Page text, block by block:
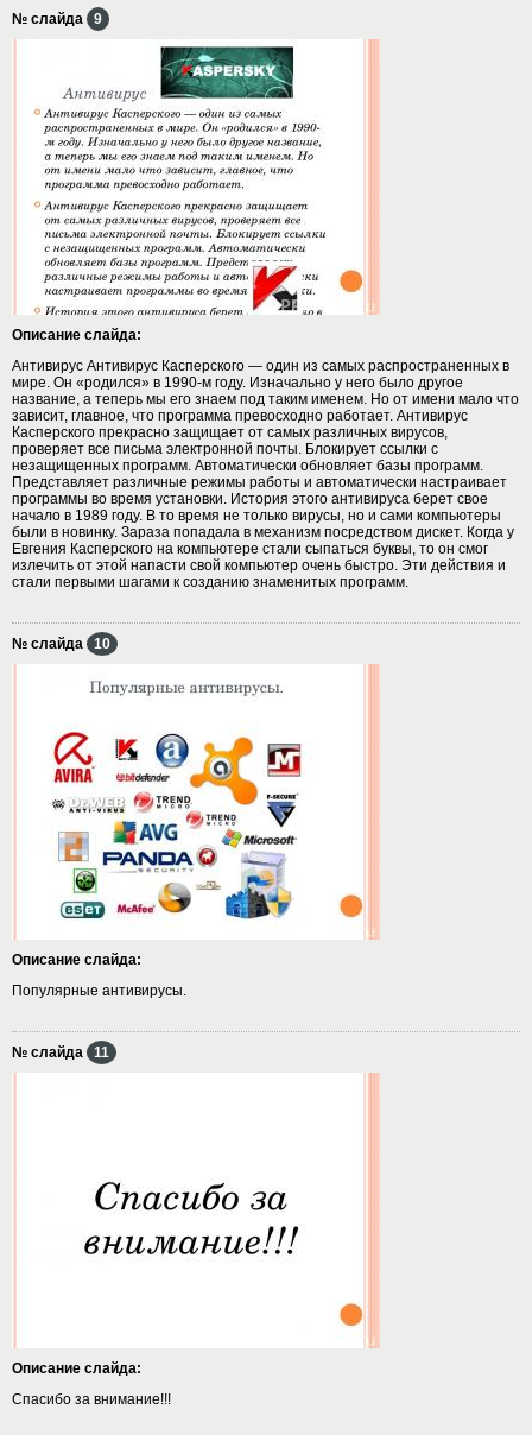
№ слайда 9
Описание слайда:
Антивирус Антивирус Касперского — один из самых распространенных в
мире. Он «родился» в 1990-м году. Изначально у него было другое
название, а теперь мы его знаем под таким именем. Но от имени мало что
зависит, главное, что программа превосходно работает. Антивирус
Касперского прекрасно защищает от самых различных вирусов,
проверяет все письма электронной почты. Блокирует ссылки с
незащищенных программ. Автоматически обновляет базы программ.
Представляет различные режимы работы и автоматически настраивает
программы во время установки. История этого антивируса берет свое
начало в 1989 году. В то время не только вирусы, но и сами компьютеры
были в новинку. Зараза попадала в механизм посредством дискет. Когда у
Евгения Касперского на компьютере стали сыпаться буквы, то он смог
излечить от этой напасти свой компьютер очень быстро. Эти действия и
стали первыми шагами к созданию знаменитых программ.
№ слайда 10
Описание слайда:
Популярные антивирусы.
№ слайда 11
Описание слайда:
Спасибо за внимание!!!